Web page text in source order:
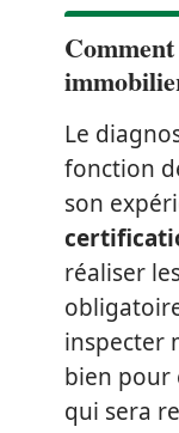
Le
fonction
son
réaliser
inspecter
bien pour
qui sera